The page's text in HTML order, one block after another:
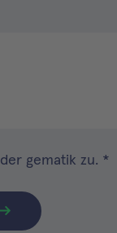
der gematik zu. *